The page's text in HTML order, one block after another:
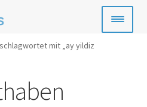
mit „ay yildiz